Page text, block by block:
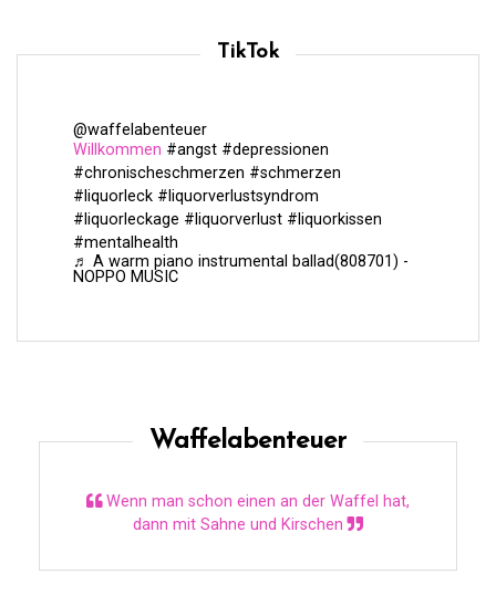
TikTok
@waffelabenteuer
Willkommen #angst #depressionen
#chronischeschmerzen #schmerzen
#liquorleck #liquorverlustsyndrom
#liquorleckage #liquorverlust #liquorkissen
#mentalhealth
♬ A warm piano instrumental ballad(808701) -
NOPPO MUSIC
Waffelabenteuer
Wenn man schon einen an der Waffel hat,
dann mit Sahne und Kirschen